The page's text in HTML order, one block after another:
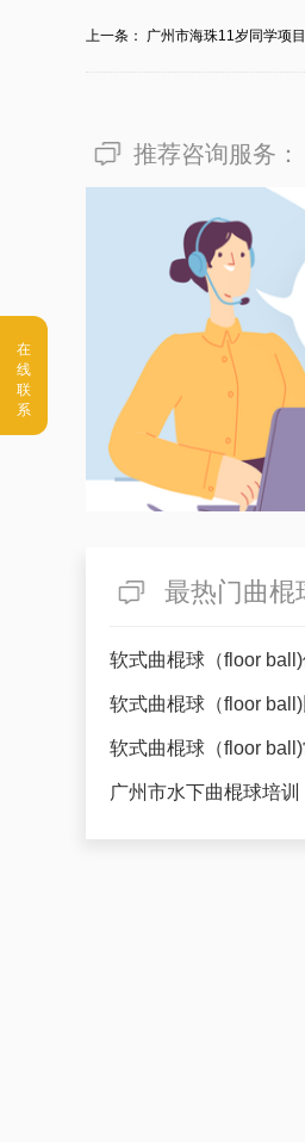
上一条： 广州市海珠11岁同学项
推荐咨询服务：
最热门曲棍
软式曲棍球（floor
软式曲棍球（floor
软式曲棍球（floor
广州市水下曲棍球培